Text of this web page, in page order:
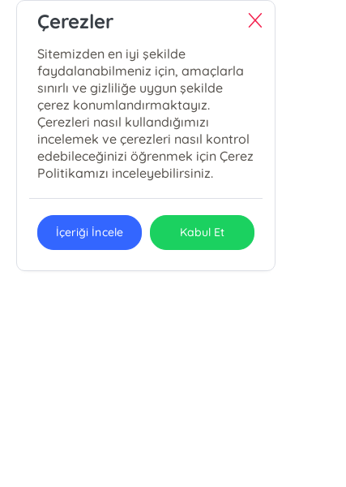
Çerezler
Sitemizden en iyi şekilde
faydalanabilmeniz için, amaçlarla
sınırlı ve gizliliğe uygun şekilde
çerez konumlandırmaktayız.
Çerezleri nasıl kullandığımızı
incelemek ve çerezleri nasıl kontrol
edebileceğinizi öğrenmek için Çerez
Politikamızı inceleyebilirsiniz.
İçeriği İncele Kabul Et